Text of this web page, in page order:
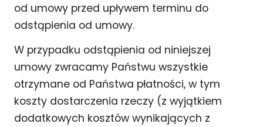
od umowy przed upływem terminu do
odstąpienia od umowy.
W przypadku odstąpienia od niniejszej
umowy zwracamy Państwu wszystkie
otrzymane od Państwa płatności, w tym
koszty dostarczenia rzeczy (z wyjątkiem
dodatkowych kosztów wynikających z